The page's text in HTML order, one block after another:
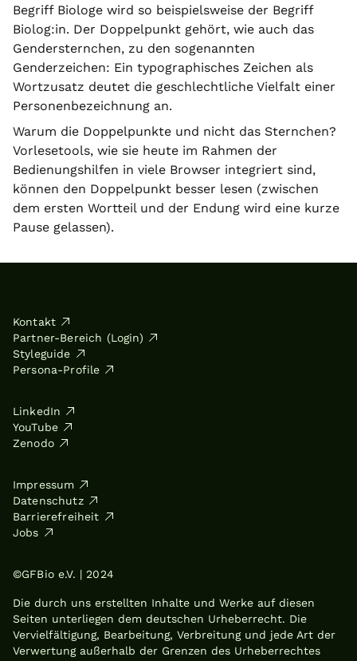
Begriff Biologe wird so beispielsweise der Begriff
Biolog:in. Der Doppelpunkt gehört, wie auch das
Gendersternchen, zu den sogenannten
Genderzeichen: Ein typographisches Zeichen als
Wortzusatz deutet die geschlechtliche Vielfalt einer
Personenbezeichnung an.
Warum die Doppelpunkte und nicht das Sternchen?
Vorlesetools, wie sie heute im Rahmen der
Bedienungshilfen in viele Browser integriert sind,
können den Doppelpunkt besser lesen (zwischen
dem ersten Wortteil und der Endung wird eine kurze
Pause gelassen).
Kontakt
Partner-Bereich (Login)
Styleguide
Persona-Profile
LinkedIn
YouTube
Zenodo
Impressum
Datenschutz
Barrierefreiheit
Jobs
©GFBio e.V. | 2024
Die durch uns erstellten Inhalte und Werke auf diesen
Seiten unterliegen dem deutschen Urheberrecht. Die
Vervielfältigung, Bearbeitung, Verbreitung und jede Art der
Verwertung außerhalb der Grenzen des Urheberrechtes